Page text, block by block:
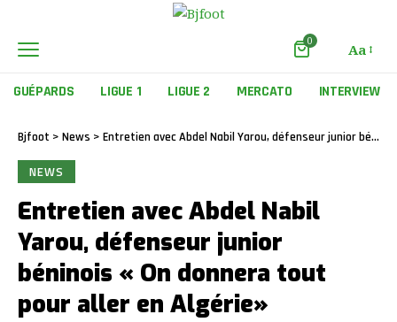
0 Aa
GUÉPARDS LIGUE 1 LIGUE 2 MERCATO INTERVIEW
Bjfoot > News > Entretien avec Abdel Nabil Yarou, défenseur junior béninois « On donnera tout pour aller en Algérie»
NEWS
Entretien avec Abdel Nabil
Yarou, défenseur junior
béninois « On donnera tout
pour aller en Algérie»